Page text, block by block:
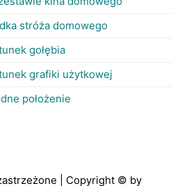
stróża domowego
gołębia
grafiki użytkowej
położenie
| Copyright © by